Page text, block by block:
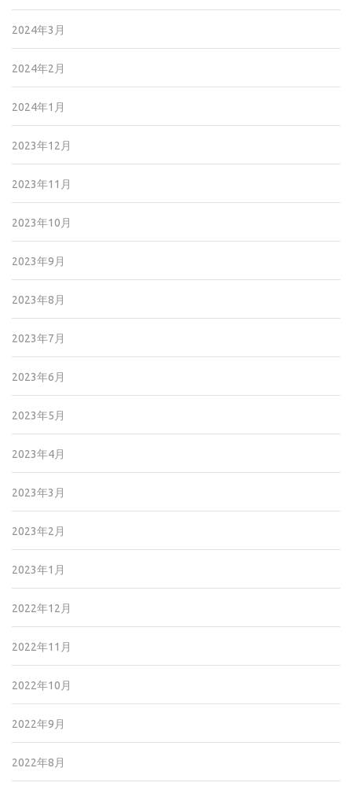
2024年3月
2024年2月
2024年1月
2023年12月
2023年11月
2023年10月
2023年9月
2023年8月
2023年7月
2023年6月
2023年5月
2023年4月
2023年3月
2023年2月
2023年1月
2022年12月
2022年11月
2022年10月
2022年9月
2022年8月